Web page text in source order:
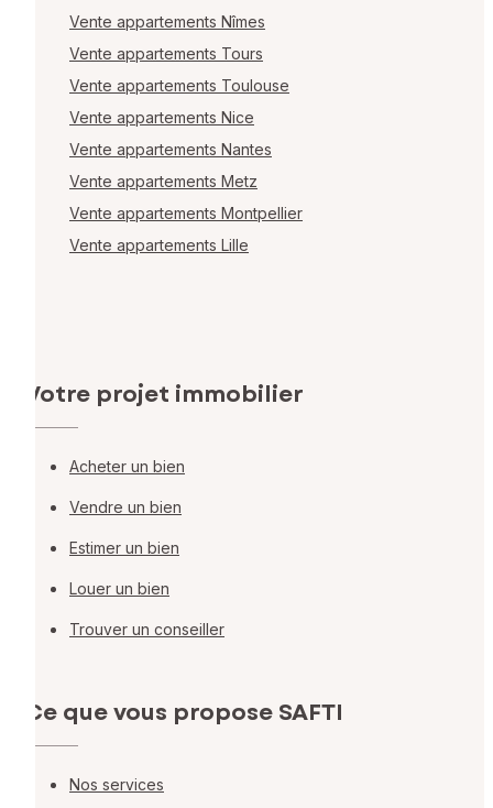
Vente appartements Nîmes
Vente appartements Tours
Vente appartements Toulouse
Vente appartements Nice
Vente appartements Nantes
Vente appartements Metz
Vente appartements Montpellier
Vente appartements Lille
Votre projet immobilier
Acheter un bien
Vendre un bien
Estimer un bien
Louer un bien
Trouver un conseiller
Ce que vous propose SAFTI
Nos services